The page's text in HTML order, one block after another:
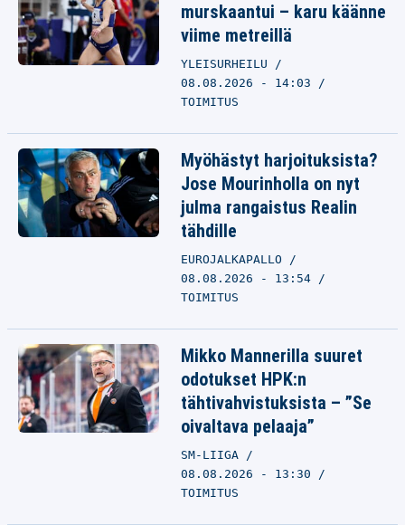
murskaantui – karu käänne
viime metreillä
YLEISURHEILU
08.08.2026 - 14:03
TOIMITUS
Myöhästyt harjoituksista?
Jose Mourinholla on nyt
julma rangaistus Realin
tähdille
EUROJALKAPALLO
08.08.2026 - 13:54
TOIMITUS
Mikko Mannerilla suuret
odotukset HPK:n
tähtivahvistuksista – ”Se
oivaltava pelaaja”
SM-LIIGA
08.08.2026 - 13:30
TOIMITUS